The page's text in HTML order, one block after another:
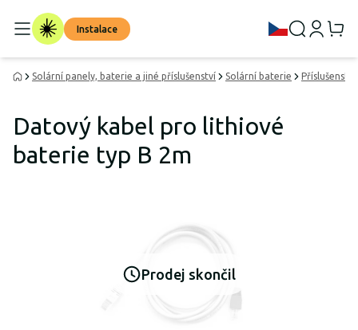
Instalace
Solární panely, baterie a jiné příslušenství Solární baterie
Datový kabel pro lithiové
baterie typ B 2m
Prodej skončil